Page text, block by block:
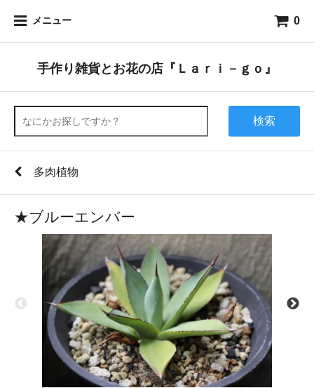
メニュー 0
手作り雑貨とお花の店『Ｌａｒｉ－ｇｏ』
検索
多肉植物
★ブルーエンバー